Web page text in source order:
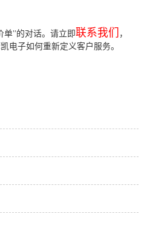
单”的对话。请立即联系我们 ，
电子如何重新定义客户服务。